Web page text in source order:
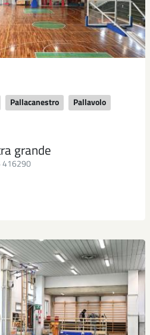
Pallacanestro
Pallavolo
grande
416290